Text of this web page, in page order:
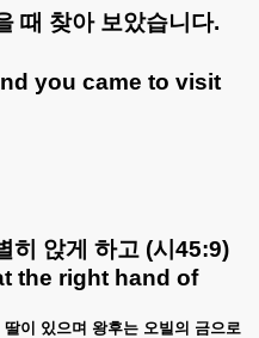
때 찾아 보았습니다.
you came to visit
히 앉게 하고 (시 45:9)
the right hand of
딸이 있으며 왕후는 오빌의 금으로